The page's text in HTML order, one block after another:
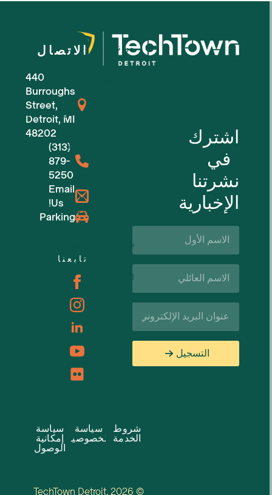
اشترك
في
نشرتنا
الإخبارية
الاسم
الأول*
اسم
العائلة*
البريد
الإلكتروني*
التسجيل
من نحن
للشركات الناشئة في مجال التكنولوجيا
الفعاليات القادمة
دعم الأعمال والموارد
الوظائف
الاتصال
440
Burroughs
Street,
Detroit, MI
48202
(313)
879-
5250
Email
Us!
Parking
تابعنا
شروط
الخدمة
سياسة
الخصوصية
سياسة
إمكانية
الوصول
© 2026 TechTown Detroit.